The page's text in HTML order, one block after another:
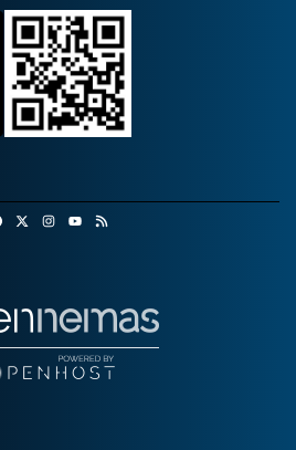
FacebookInstagram